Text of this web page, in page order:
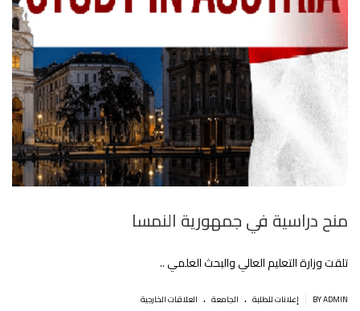
منح دراسية في جمهورية النمسا
تلقت وزارة التعليم العالي والبحث العلمي ..
BY ADMIN إعلانات للطلبة . الجامعة . العلاقات الخارجية